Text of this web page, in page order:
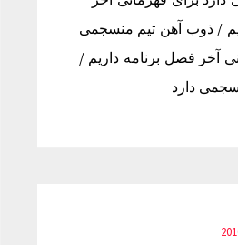
/ ذوب آهن تیم منسجمی
آخر فصل برنامه داریم /
دارد